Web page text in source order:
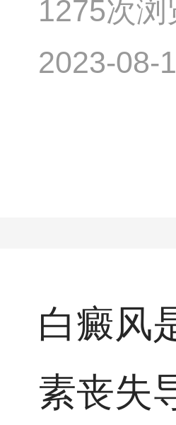
1275次浏
2023-08-
白癜风
素丧失